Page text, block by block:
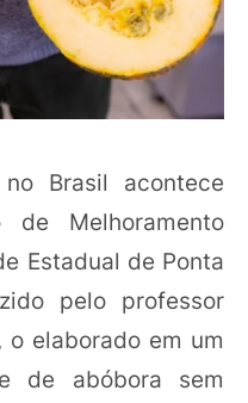
Brasil acontece
Melhoramento
Estadual de Ponta
pelo professor
o elaborado em um
de abóbora sem